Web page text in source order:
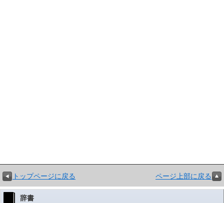
トップページに戻る ページ上部に戻る
辞書